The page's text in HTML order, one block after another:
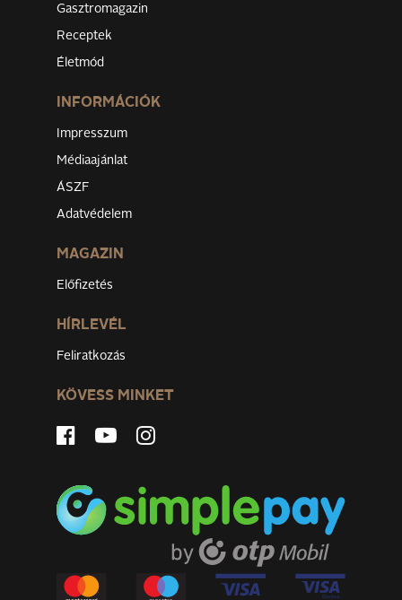
Gasztromagazin
Receptek
Életmód
INFORMÁCIÓK
Impresszum
Médiaajánlat
ÁSZF
Adatvédelem
MAGAZIN
Előfizetés
HÍRLEVÉL
Feliratkozás
KÖVESS MINKET